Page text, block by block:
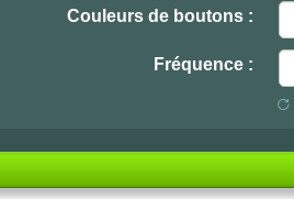
Couleurs de boutons :
Fréquence :